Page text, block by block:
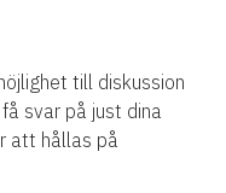
till diskussion
svar på just dina
att hållas på